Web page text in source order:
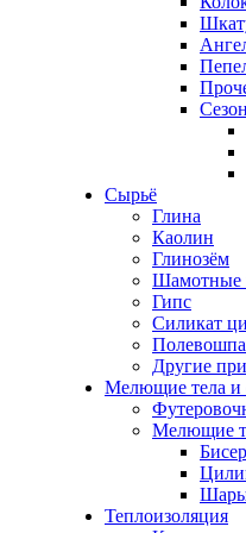
Сырьё
Глина
Каолин
Глинозём
Шамотные
Гипс
Силикат
Другие
Мелющие тела и
Мелющие
Бисер
Теплоизоляция